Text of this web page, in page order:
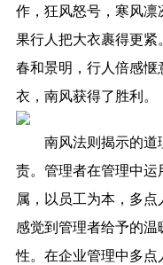
作，狂风怒号，寒风
果行人把大衣裹得更紧
春和景明，行人倍感惬
衣，南风获得了胜利。
南风法则揭示的道
责。管理者在管理中
属，以员工为本，多
感觉到管理者给予的温
性。在企业管理中多